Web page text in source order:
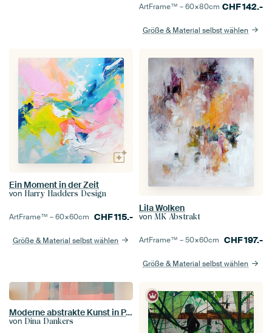
ArtFrame™ –60×80cm CHF142.-
Größe & Material selbst wählen
Ein Moment in der Zeit
von Harry Hadders Design
ArtFrame™ –60×60cm CHF115.-
Größe & Material selbst wählen
Lila Wolken
von MK Abstrakt
ArtFrame™ –50×60cm CHF197.-
Größe & Material selbst wählen
Moderne abstrakte Kunst in Pastellfarben. Rosa, Minze, zartes Gelb.
von Dina Dankers